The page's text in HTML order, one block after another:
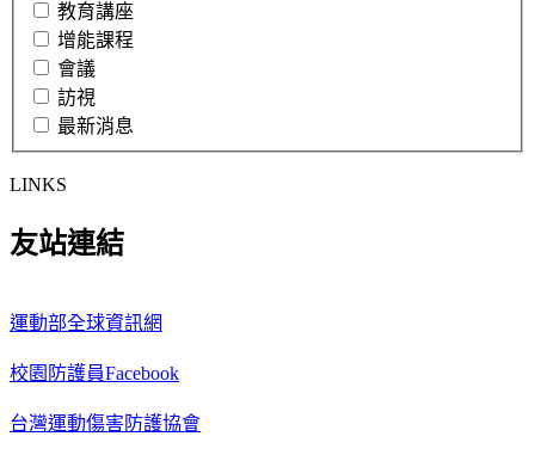
教育講座
增能課程
會議
訪視
最新消息
LINKS
友站連結
運動部全球資訊網
校園防護員Facebook
台灣運動傷害防護協會